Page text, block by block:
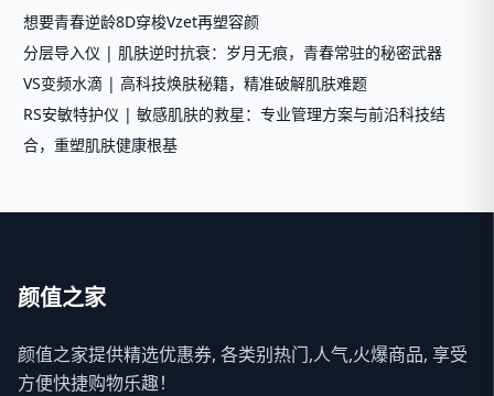
想要青春逆龄8D穿梭Vzet再塑容颜
分层导入仪 | 肌肤逆时抗衰：岁月无痕，青春常驻的秘密武器
VS变频水滴 | 高科技焕肤秘籍，精准破解肌肤难题
RS安敏特护仪 | 敏感肌肤的救星：专业管理方案与前沿科技结
合，重塑肌肤健康根基
颜值之家
颜值之家提供精选优惠券, 各类别热门,人气,火爆商品, 享受
方便快捷购物乐趣！